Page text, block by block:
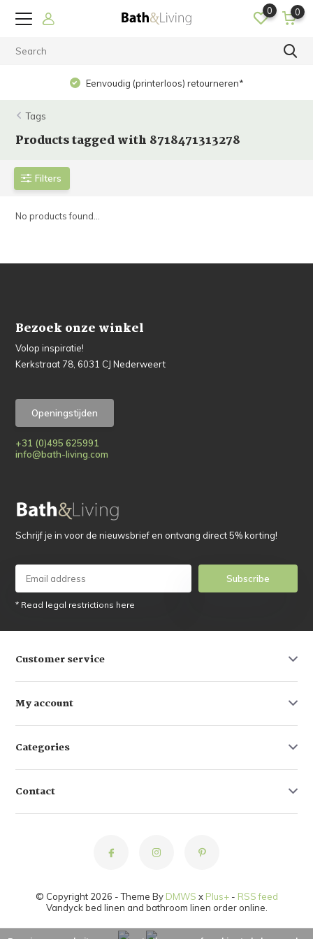
0 0
Eenvoudig (printerloos) retourneren*
Tags
Products tagged with 8718471313278
Filters
No products found...
Bezoek onze winkel
Volop inspiratie!
Kerkstraat 78, 6031 CJ Nederweert
Openingstijden
+31 (0)495 625991
info@bath-living.com
Schrijf je in voor de nieuwsbrief en ontvang direct 5% korting!
Subscribe
* Read legal restrictions here
Customer service
My account
Categories
Contact
© Copyright 2026 - Theme By DMWS x Plus+- RSS feed
Vandyck bed linen and bathroom linen order online.